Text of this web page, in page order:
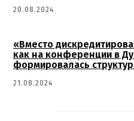
20.08.2024
«Вместо
как на конференции в
формировалась
21.08.2024